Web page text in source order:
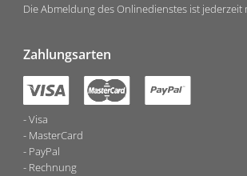
Die Abmeldung des Onlinedienstes ist jederzeit
Zahlungsarten
Visa
MasterCard
PayPal
Rechnung